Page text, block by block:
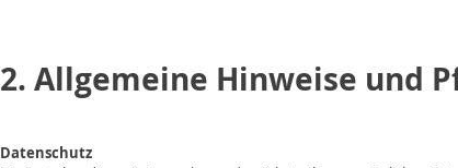
2. Allgemeine Hinweise und
Datenschutz